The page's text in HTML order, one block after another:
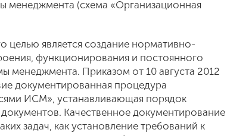
менеджмента (схема «Организационная
целью является создание нормативно-
функционирования и постоянного
менеджмента. Приказом от 10 августа 2012
документированная процедура
ИСМ», устанавливающая порядок
Качественное документирование
задач, как установление требований к